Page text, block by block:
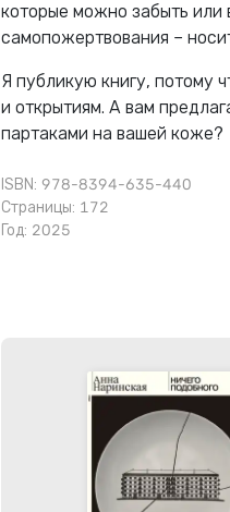
которые можно забыть или
самопожертвования –
Я публикую книгу, потому
и открытиям. А вам
партаками на вашей коже?
ISBN: 978-8394-635-440
Страницы: 172
Год: 2025